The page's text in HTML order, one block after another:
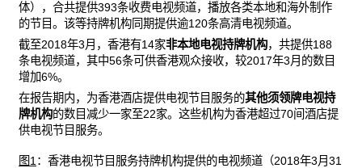
体），合共提供393条收费电视频道，播放各类本地和海外制作
的节目。该等持牌机构同期提供逾120条高清电视频道。
截至2018年3月，香港有14家非本地电视持牌机构，共提供188
条电视频道，其中56条可供香港观众接收，较2017年3月的数目
增加6%。
在报告期内，为香港酒店提供电视节目服务的其他须领牌电视持
牌机构的数目减少一家至22家。这些机构为香港超过70间酒店提
供电视节目服务。
图1 ：香港电视节目服务持牌机构提供的电视频道（2018年3月31